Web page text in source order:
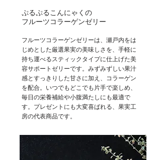
ぷるぷるこんにゃくの
フルーツコラーゲンゼリー
フルーツコラーゲンゼリーは、瀬戸内をは
じめとした厳選果実の美味しさを、手軽に
持ち運べるスティックタイプに仕上げた美
容サポートゼリーです。みずみずしい果汁
感とすっきりした甘さに加え、コラーゲン
を配合。いつでもどこでも片手で楽しめ、
毎日の栄養補給や小腹満たしにも最適で
す。プレゼントにも大変喜ばれる、果実工
房の代表商品です。